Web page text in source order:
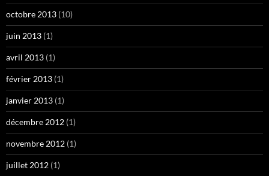
octobre 2013 (10)
juin 2013 (1)
avril 2013 (1)
février 2013 (1)
janvier 2013 (1)
décembre 2012 (1)
novembre 2012 (1)
juillet 2012 (1)